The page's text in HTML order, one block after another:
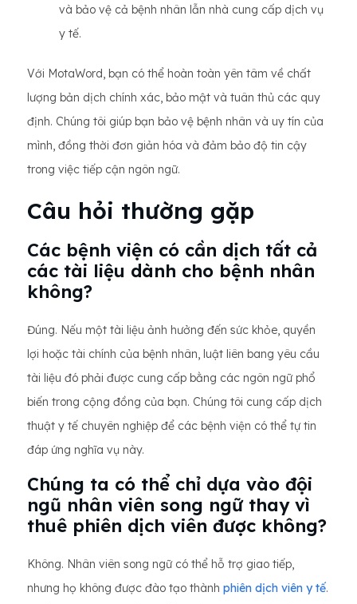
và bảo vệ cả bệnh nhân lẫn nhà cung cấp dịch vụ
y tế.
Với MotaWord, bạn có thể hoàn toàn yên tâm về chất
lượng bản dịch chính xác, bảo mật và tuân thủ các quy
định. Chúng tôi giúp bạn bảo vệ bệnh nhân và uy tín của
mình, đồng thời đơn giản hóa và đảm bảo độ tin cậy
trong việc tiếp cận ngôn ngữ.
Câu hỏi thường gặp
Các bệnh viện có cần dịch tất cả
các tài liệu dành cho bệnh nhân
không?
Đúng. Nếu một tài liệu ảnh hưởng đến sức khỏe, quyền
lợi hoặc tài chính của bệnh nhân, luật liên bang yêu cầu
tài liệu đó phải được cung cấp bằng các ngôn ngữ phổ
biến trong cộng đồng của bạn. Chúng tôi cung cấp dịch
thuật y tế chuyên nghiệp để các bệnh viện có thể tự tin
đáp ứng nghĩa vụ này.
Chúng ta có thể chỉ dựa vào đội
ngũ nhân viên song ngữ thay vì
thuê phiên dịch viên được không?
Không. Nhân viên song ngữ có thể hỗ trợ giao tiếp,
nhưng họ không được đào tạo thành phiên dịch viên y tế.